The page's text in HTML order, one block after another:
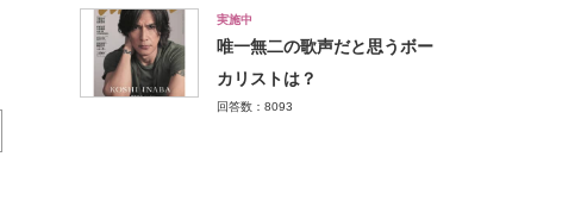
実施中
唯一無二の歌声だと思うボー
カリストは？
回答数：8093